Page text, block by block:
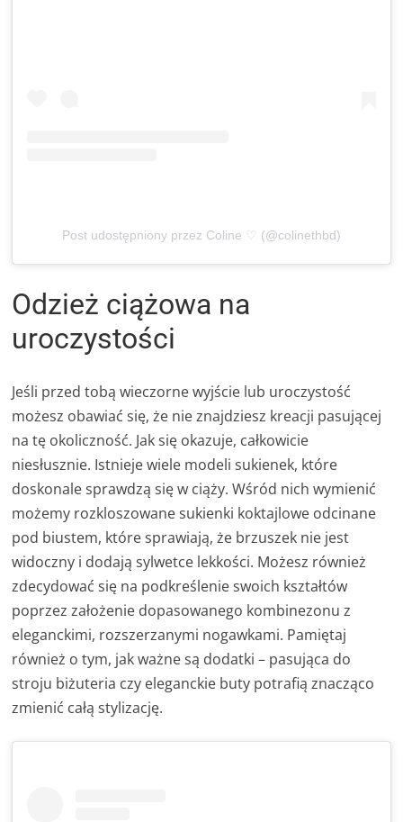
Post udostępniony przez Coline ♡ (@colinethbd)
Odzież ciążowa na
uroczystości
Jeśli przed tobą wieczorne wyjście lub uroczystość
możesz obawiać się, że nie znajdziesz kreacji pasującej
na tę okoliczność. Jak się okazuje, całkowicie
niesłusznie. Istnieje wiele modeli sukienek, które
doskonale sprawdzą się w ciąży. Wśród nich wymienić
możemy rozkloszowane sukienki koktajlowe odcinane
pod biustem, które sprawiają, że brzuszek nie jest
widoczny i dodają sylwetce lekkości. Możesz również
zdecydować się na podkreślenie swoich kształtów
poprzez założenie dopasowanego kombinezonu z
eleganckimi, rozszerzanymi nogawkami. Pamiętaj
również o tym, jak ważne są dodatki – pasująca do
stroju biżuteria czy eleganckie buty potrafią znacząco
zmienić całą stylizację.